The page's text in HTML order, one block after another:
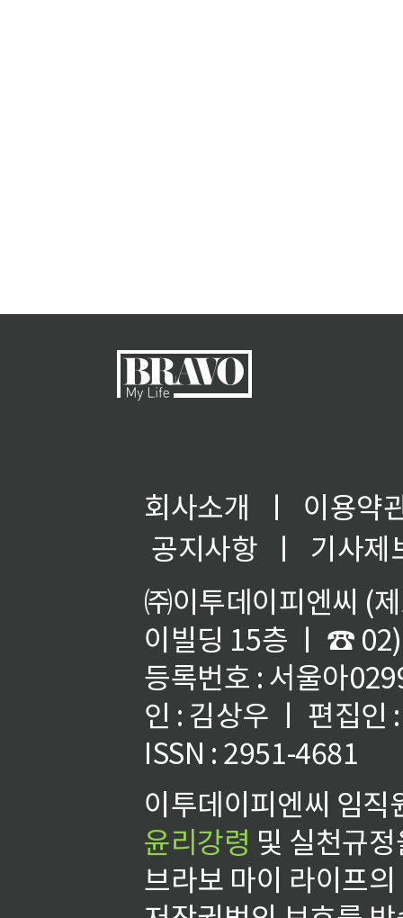
회사소개 ㅣ
이용약
공지사항
ㅣ
기사제
㈜이투데이피엔씨 (
이빌딩 15층 ㅣ ☎
등록번호 : 서울아
인 : 김상우 ㅣ 편집인
ISSN : 2951-4681
이투데이피엔씨 임
윤리강령 및 실천규
브라보 마이 라이프